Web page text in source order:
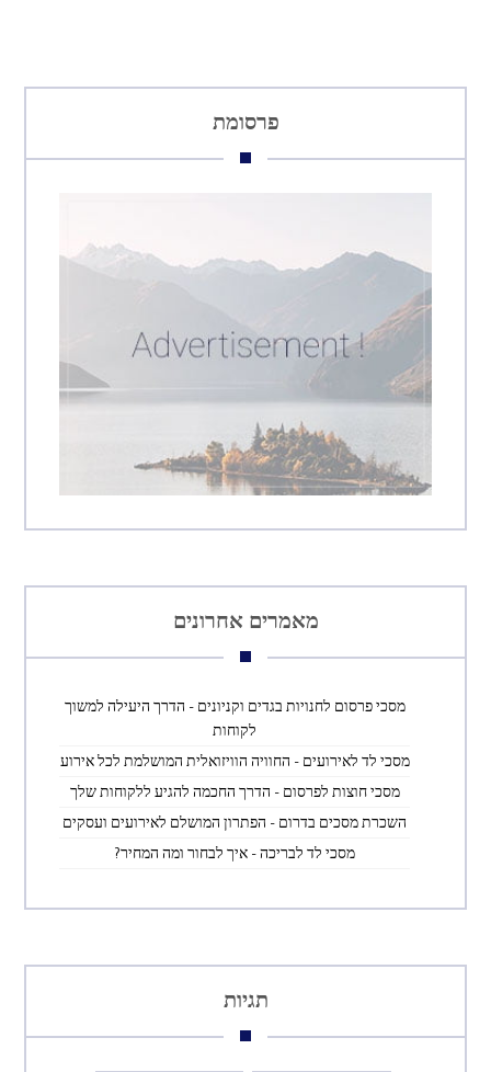
פרסומת
מאמרים אחרונים
מסכי פרסום לחנויות בגדים וקניונים – הדרך היעילה למשוך
לקוחות
מסכי לד לאירועים – החוויה הוויזואלית המושלמת לכל אירוע
מסכי חוצות לפרסום – הדרך החכמה להגיע ללקוחות שלך
השכרת מסכים בדרום – הפתרון המושלם לאירועים ועסקים
מסכי לד לבריכה – איך לבחור ומה המחיר?
תגיות